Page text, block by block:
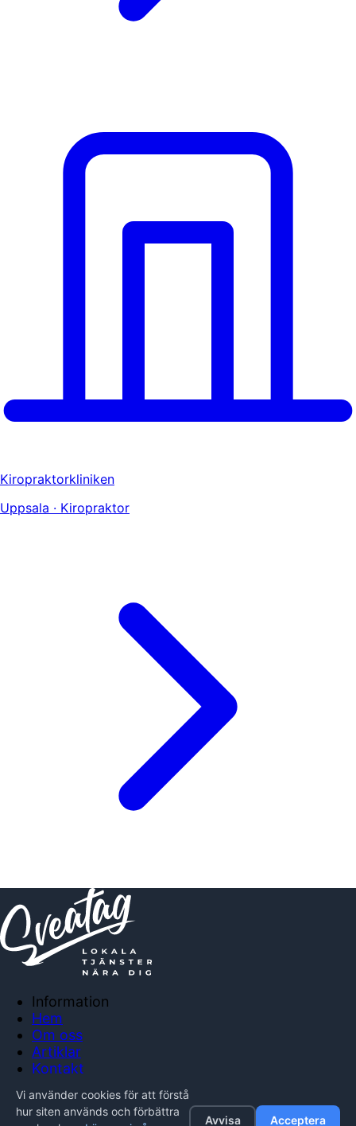
Kiropraktorkliniken
Uppsala · Kiropraktor
Information
Hem
Om oss
Artiklar
Kontakt
Integritetspolicy
Vi använder cookies för att förstå
hur siten används och förbättra
Avvisa Acceptera